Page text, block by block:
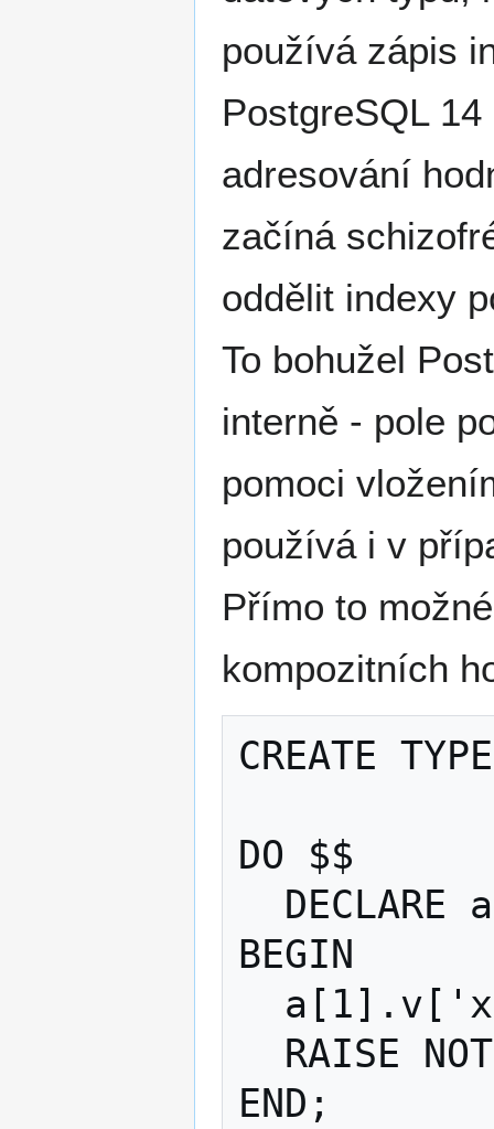
používá zápis
PostgreSQL
adresování
začíná
oddělit indexy
To bohužel
interně - pole
pomoci
používá i v
Přímo to
kompozitních
CREATE
DO $$
BEGIN
END;